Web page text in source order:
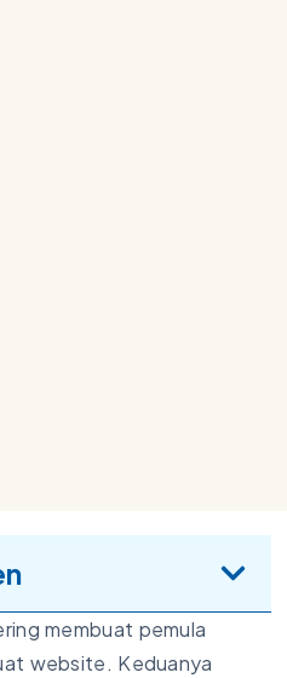
membuat pemula
website. Keduanya